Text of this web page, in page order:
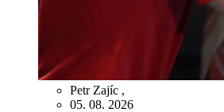
Petr Zajíc ,
05. 08. 2026